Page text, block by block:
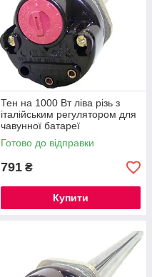
Тен на 1000 Вт ліва різь з
італійським регулятором для
чавунної батареї
Готово до відправки
791 ₴
Купити